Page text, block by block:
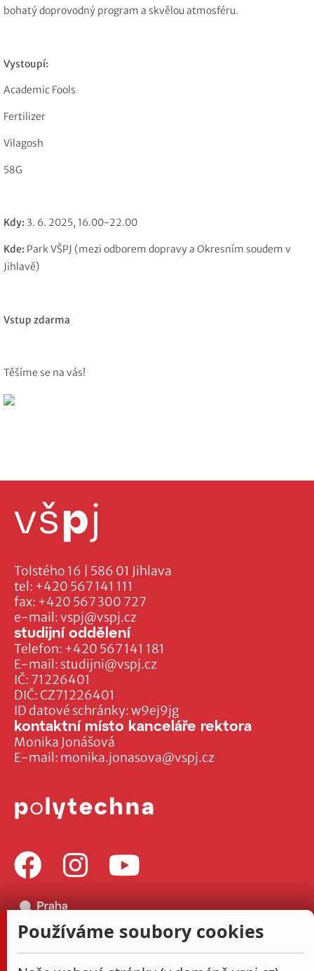
bohatý doprovodný program a skvělou atmosféru.
Vystoupí:
Academic Fools
Fertilizer
Vilagosh
58G
Kdy: 3. 6. 2025, 16.00-22.00
Kde: Park VŠPJ (mezi odborem dopravy a Okresním soudem v
Jihlavě)
Vstup zdarma
Těšíme se na vás!
Tolstého 16 | 586 01 Jihlava
tel: +420 567 141 111
fax: +420 567 300 727
e-mail:vspj@vspj.cz
IČ: 71226401
DIČ: CZ71226401
ID datové schránky: w9ej9jg
studijní oddělení
Telefon: +420 567 141 181
E-mail: studijni@vspj.cz
kontaktní místo kanceláře rektora
Monika Jonášová
E-mail: monika.jonasova@vspj.cz
Používáme soubory cookies